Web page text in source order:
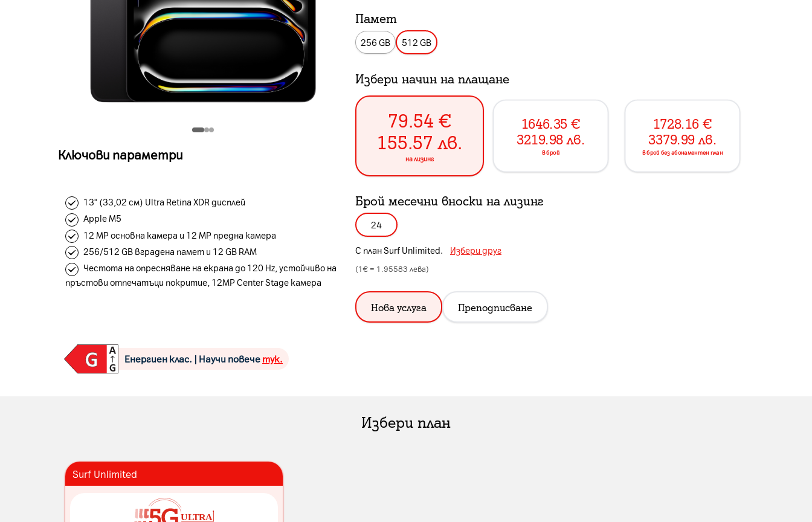
Ключови параметри
13" (33,02 см) Ultra Retina XDR дисплей
Apple M5
12 MP основна камера и 12 MP предна камера
256/512 GB вградена памет и 12 GB RAM
Честота на опресняване на екрана до 120 Hz, устойчиво на
пръстови отпечатъци покритие, 12MP Center Stage камера
Енергиен клас. | Научи повече тук.
Памет
256 GB 512 GB
Избери начин на плащане
79.54 €
155.57 лв.
на лизинг
1646.35 €
3219.98 лв.
в брой
1728.16 €
3379.99 лв.
в брой без абонаментен план
Брой месечни вноски на лизинг
24
С планSurf Unlimited. Избери друг
(1€ = 1.95583 лева)
Нова услуга Преподписване
Избери план
Surf Unlimited